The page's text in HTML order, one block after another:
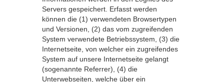
Servers gespeichert. Erfasst werden
können die (1) verwendeten Browsertypen
und Versionen, (2) das vom zugreifenden
System verwendete Betriebssystem, (3) die
Internetseite, von welcher ein zugreifendes
System auf unsere Internetseite gelangt
(sogenannte Referrer), (4) die
Unterwebseiten, welche über ein